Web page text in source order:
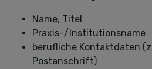
Name, Titel
Praxis-/Institutionsname
berufliche Kontaktdaten
Postanschrift)